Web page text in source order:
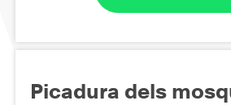
Picadura dels